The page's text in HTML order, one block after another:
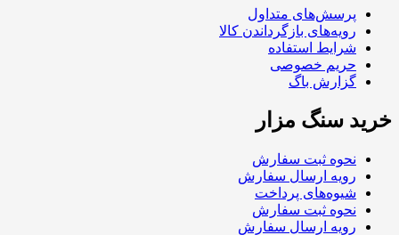
پرسش‌های متداول
رویه‌های بازگرداندن کالا
شرایط استفاده
حریم خصوصی
گزارش باگ
خرید سنگ مزار
نحوه ثبت سفارش
رویه ارسال سفارش
شیوه‌های پرداخت
نحوه ثبت سفارش
رویه ارسال سفارش